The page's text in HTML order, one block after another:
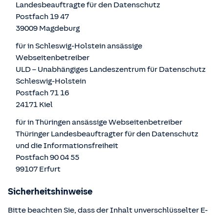
Landesbeauftragte für den Datenschutz
Postfach 19 47
39009 Magdeburg
für in Schleswig-Holstein ansässige
Webseitenbetreiber
ULD – Unabhängiges Landeszentrum für Datenschutz
Schleswig-Holstein
Postfach 71 16
24171 Kiel
für in Thüringen ansässige Webseitenbetreiber
Thüringer Landesbeauftragter für den Datenschutz
und die Informationsfreiheit
Postfach 90 04 55
99107 Erfurt
Sicherheitshinweise
Bitte beachten Sie, dass der Inhalt unverschlüsselter E-